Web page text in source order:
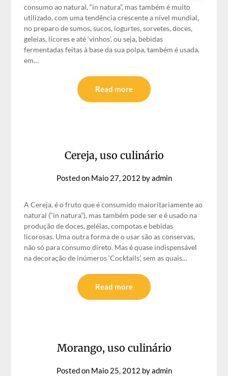
consumo ao natural, “in natura”, mas também é muito
utilizado, com uma tendência crescente a nível mundial,
no preparo de sumos, sucos, iogurtes, sorvetes, doces,
geleias, licores e até ‘vinhos’, ou seja, bebidas
fermentadas feitas à base da sua polpa, também é usada,
em…
Read more
Cereja, uso culinário
Posted on Maio 27, 2012 byadmin
A Cereja, é o fruto que é consumido maioritariamente ao
natural (“in natura”), mas também pode ser e é usado na
produção de doces, geléias, compotas e bebidas
licorosas. Uma outra forma de o usar são as conservas,
não só para consumo direto. Mas é quase indispensável
na decoração de inúmeros ‘Cocktails’, sem as quais…
Read more
Morango, uso culinário
Posted on Maio 25, 2012 byadmin